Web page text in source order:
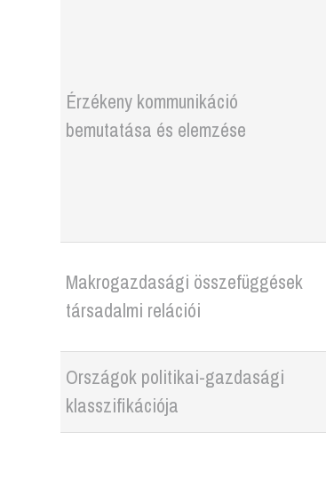
Érzékeny kommunikáció
bemutatása és elemzése
Makrogazdasági összefüggések
társadalmi relációi
Országok politikai-gazdasági
klasszifikációja